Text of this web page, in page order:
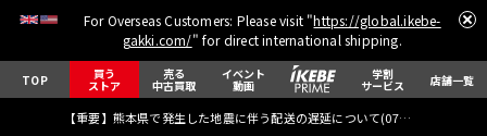
For Overseas Customers: Please visit "https://global.ikebe-
gakki.com/" for direct international shipping.
TOP 買う
ストア
売る
中古買取
イベント
動画
学割
サービス 店舗一覧
【重要】熊本県で発生した地震に伴う配送の遅延について(07月29日